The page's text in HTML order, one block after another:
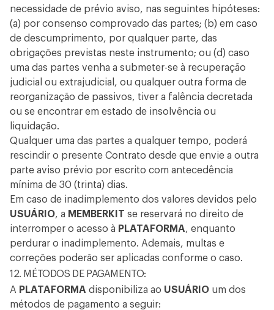
necessidade de prévio aviso, nas seguintes hipóteses:
(a) por consenso comprovado das partes; (b) em caso
de descumprimento, por qualquer parte, das
obrigações previstas neste instrumento; ou (d) caso
uma das partes venha a submeter-se à recuperação
judicial ou extrajudicial, ou qualquer outra forma de
reorganização de passivos, tiver a falência decretada
ou se encontrar em estado de insolvência ou
liquidação.
Qualquer uma das partes a qualquer tempo, poderá
rescindir o presente Contrato desde que envie a outra
parte aviso prévio por escrito com antecedência
mínima de 30 (trinta) dias.
Em caso de inadimplemento dos valores devidos pelo
USUÁRIO, a MEMBERKIT se reservará no direito de
interromper o acesso à PLATAFORMA, enquanto
perdurar o inadimplemento. Ademais, multas e
correções poderão ser aplicadas conforme o caso.
12. MÉTODOS DE PAGAMENTO:
A PLATAFORMA disponibiliza ao USUÁRIO um dos
métodos de pagamento a seguir: